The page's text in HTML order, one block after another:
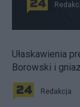
Ułaskawienia
Borowski i
Redakcja